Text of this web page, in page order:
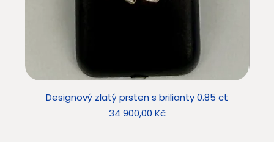
Designový zlatý prsten s brilianty 0.85 ct
Cena
34 900,00 Kč